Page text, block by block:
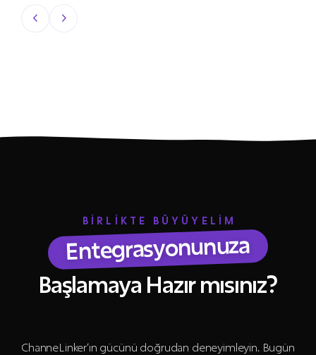
BİRLİKTE BÜYÜYELİM
Entegrasyonunuza
Başlamaya Hazır mısınız?
ChanneLinker’ın gücünü doğrudan deneyimleyin. Bugün